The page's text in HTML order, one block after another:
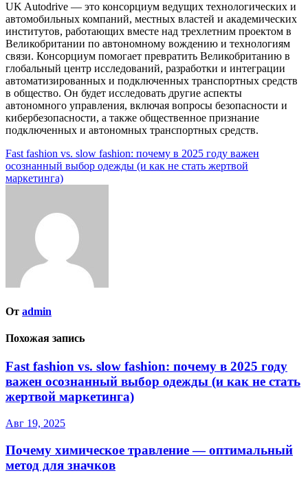
UK Autodrive — это консорциум ведущих технологических и
автомобильных компаний, местных властей и академических
институтов, работающих вместе над трехлетним проектом в
Великобритании по автономному вождению и технологиям
связи. Консорциум помогает превратить Великобританию в
глобальный центр исследований, разработки и интеграции
автоматизированных и подключенных транспортных средств
в общество. Он будет исследовать другие аспекты
автономного управления, включая вопросы безопасности и
кибербезопасности, а также общественное признание
подключенных и автономных транспортных средств.
Навигация
по
Fast fashion vs. slow fashion: почему в 2025 году важен
осознанный выбор одежды (и как не стать жертвой
маркетинга)
От admin
Похожая запись
Fast fashion vs. slow fashion: почему в 2025 году
важен осознанный выбор одежды (и как не стать
жертвой маркетинга)
Авг 19, 2025
Почему химическое травление — оптимальный
метод для значков